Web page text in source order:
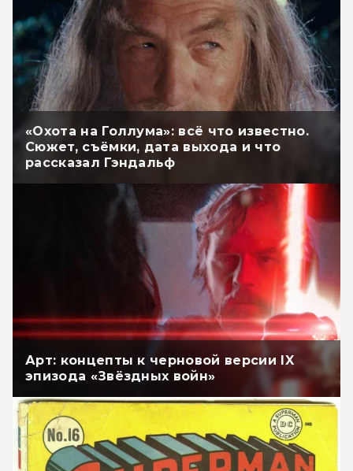
«Охота на Голлума»: всё что известно.
Сюжет, съёмки, дата выхода и что
рассказал Гэндальф
Арт: концепты к черновой версии IX
эпизода «Звёздных войн»